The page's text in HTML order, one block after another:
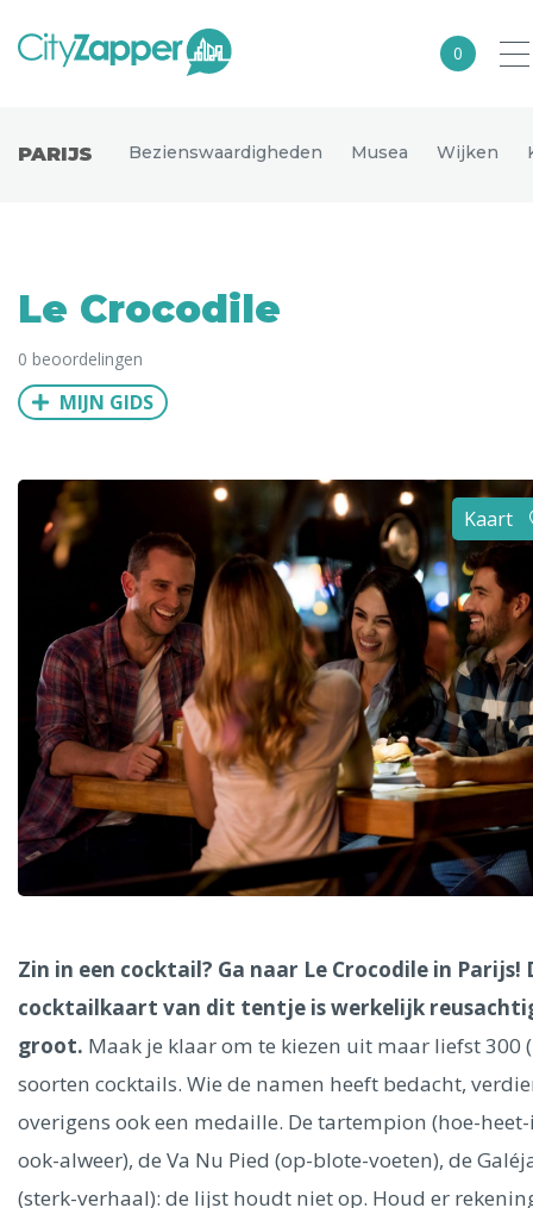
0
Europa
Noord-Amerika
Azië
Uitgelichte bestemmingen
Alle steden
Phoenix
Dresden
Ålesund
Rome Mechelen
Florence
PARIJS Bezienswaardigheden Musea Wijken
Le Crocodile
0 beoordelingen
MIJN GIDS
Kaart
Zin in een cocktail? Ga naar Le Crocodile in Parijs!
cocktailkaart van dit tentje is werkelijk
groot. Maak je klaar om te kiezen uit maar liefst 300
soorten cocktails. Wie de namen heeft bedacht,
overigens ook een medaille. De tartempion (hoe-
ook-alweer), de Va Nu Pied (op-blote-voeten), de
(sterk-verhaal): de lijst houdt niet op. Houd er